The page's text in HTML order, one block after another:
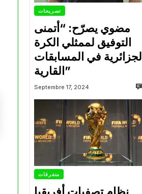
تصريحات
مضوي يصرّح: “أتمنى
التوفيق لممثلي الكرة
الجزائرية في المسابقات
القارية”
Septembre 17, 2024
متفرقات